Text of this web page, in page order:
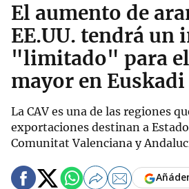
El aumento de
EE.UU. tendrá un
"limitado" para
mayor en Euskadi
La CAV es una de las regiones
exportaciones destinan a
Comunitat Valenciana y